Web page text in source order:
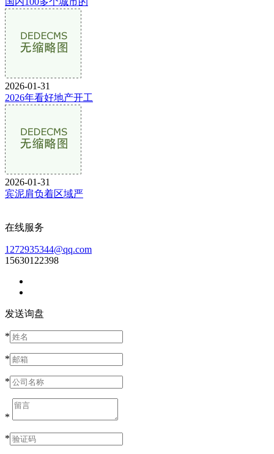
2026-01-31
2026年看好地产开工
2026-01-31
宾泥肩负着区域严
在线服务
1272935344@qq.com
15630122398
发送询盘
*
*
*
*
*